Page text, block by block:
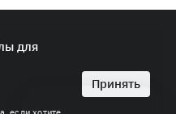
данных
для
Принять